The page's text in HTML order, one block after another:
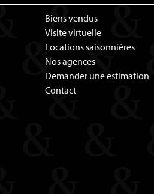
Biens vendus
Visite virtuelle
Locations saisonnières
Nos agences
Demander une estimation
Contact